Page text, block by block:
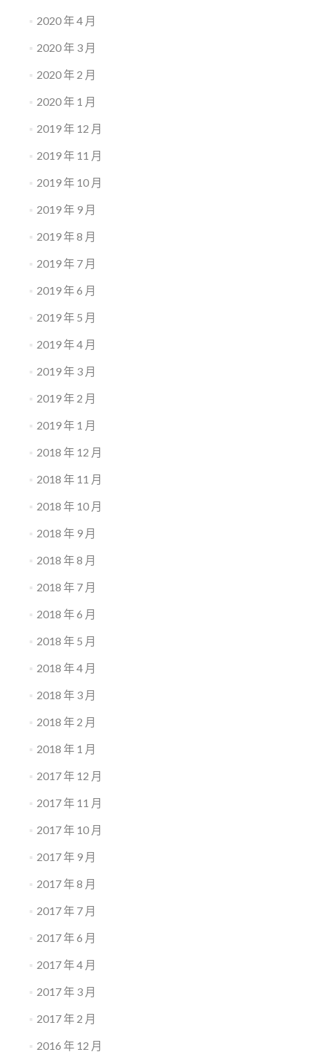
2020 年 4 月
2020 年 3 月
2020 年 2 月
2020 年 1 月
2019 年 12 月
2019 年 11 月
2019 年 10 月
2019 年 9 月
2019 年 8 月
2019 年 7 月
2019 年 6 月
2019 年 5 月
2019 年 4 月
2019 年 3 月
2019 年 2 月
2019 年 1 月
2018 年 12 月
2018 年 11 月
2018 年 10 月
2018 年 9 月
2018 年 8 月
2018 年 7 月
2018 年 6 月
2018 年 5 月
2018 年 4 月
2018 年 3 月
2018 年 2 月
2018 年 1 月
2017 年 12 月
2017 年 11 月
2017 年 10 月
2017 年 9 月
2017 年 8 月
2017 年 7 月
2017 年 6 月
2017 年 4 月
2017 年 3 月
2017 年 2 月
2016 年 12 月